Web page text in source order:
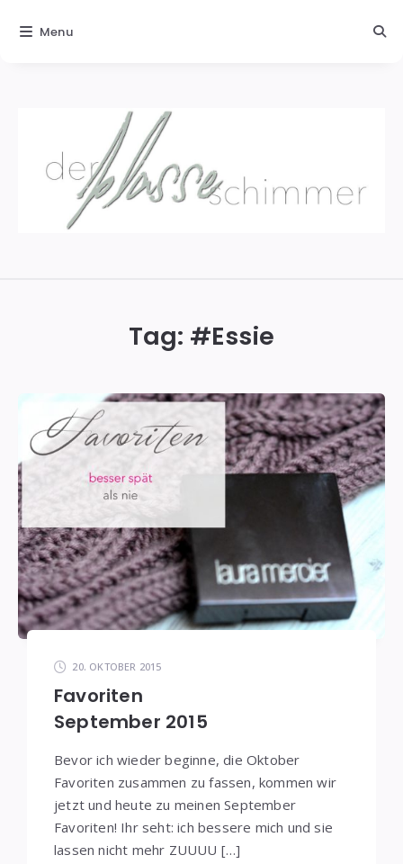
Tag: #Essie
20. OKTOBER 2015
Favoriten
September 2015
Bevor ich wieder beginne, die Oktober
Favoriten zusammen zu fassen, kommen wir
jetzt und heute zu meinen September
Favoriten! Ihr seht: ich bessere mich und sie
lassen nicht mehr ZUUUU […]
Menu